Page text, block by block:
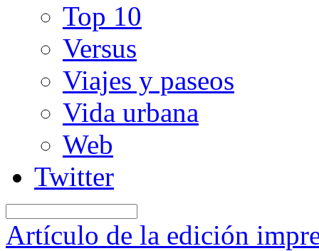
Top 10
Versus
Viajes y paseos
Vida urbana
Web
Twitter
Artículo de la edición